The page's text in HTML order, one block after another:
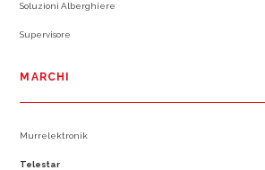
Soluzioni Alberghiere
Supervisore
MARCHI
Murrelektronik
Telestar